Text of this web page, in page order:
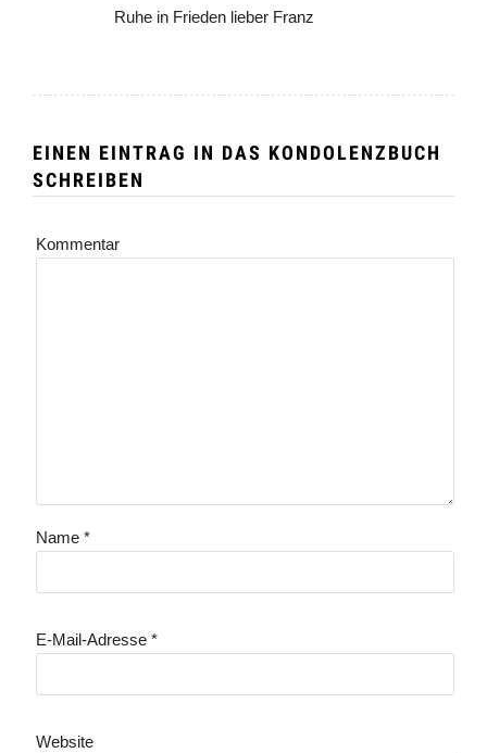
Ruhe in Frieden lieber Franz
EINEN EINTRAG IN DAS KONDOLENZBUCH
SCHREIBEN
Kommentar
Name *
E-Mail-Adresse *
Website